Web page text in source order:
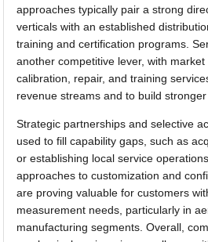
approaches typically pair a strong
verticals with an established
training and certification programs.
another competitive lever, with
calibration, repair, and training
revenue streams and to build
Strategic partnerships and selective
used to fill capability gaps, such as
or establishing local service
approaches to customization and
are proving valuable for customers
measurement needs, particularly in
manufacturing segments. Overall,